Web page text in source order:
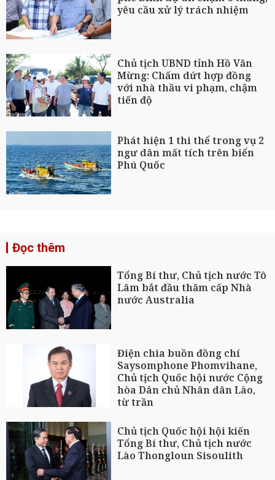
yêu cầu xử lý trách nhiệm
Chủ tịch UBND tỉnh Hồ Văn
Mừng: Chấm dứt hợp đồng
với nhà thầu vi phạm, chậm
tiến độ
Phát hiện 1 thi thể trong vụ 2
ngư dân mất tích trên biển
Phú Quốc
Đọc thêm
Tổng Bí thư, Chủ tịch nước Tô
Lâm bắt đầu thăm cấp Nhà
nước Australia
Điện chia buồn đồng chí
Saysomphone Phomvihane,
Chủ tịch Quốc hội nước Cộng
hòa Dân chủ Nhân dân Lào,
từ trần
Chủ tịch Quốc hội hội kiến
Tổng Bí thư, Chủ tịch nước
Lào Thongloun Sisoulith